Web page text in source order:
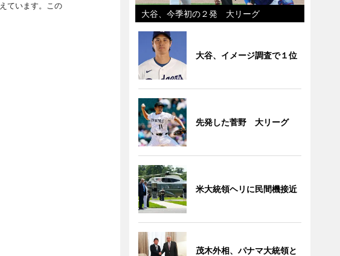
ています。この
大谷、今季初の２発 大リーグ
大谷、イメージ調査で１位
先発した菅野 大リーグ
米大統領ヘリに民間機接近
茂木外相、パナマ大統領と